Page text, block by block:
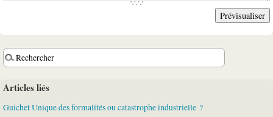
Articles liés
Guichet Unique des formalités ou catastrophe industrielle ?